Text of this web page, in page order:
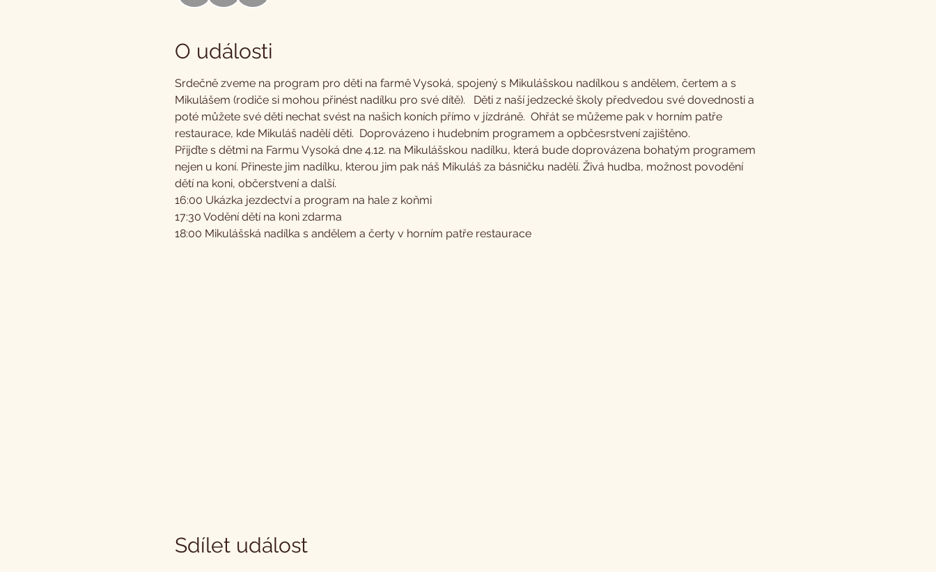
O události
Srdečně zveme na program pro děti na farmě Vysoká, spojený s Mikulášskou nadílkou s andělem, čertem a s
Mikulášem (rodiče si mohou přinést nadílku pro své dítě).   Děti z naší jedzecké školy předvedou své dovednosti a
poté můžete své děti nechat svést na našich koních přímo v jízdráně.  Ohřát se můžeme pak v horním patře
restaurace, kde Mikuláš nadělí děti.  Doprovázeno i hudebním programem a opbčesrstvení zajištěno.
Přijďte s dětmi na Farmu Vysoká dne 4.12. na Mikulášskou nadílku, která bude doprovázena bohatým programem
nejen u koní. Přineste jim nadílku, kterou jim pak náš Mikuláš za básničku nadělí. Živá hudba, možnost povodění
dětí na koni, občerstvení a další.
16:00 Ukázka jezdectví a program na hale z koňmi
17:30 Vodění dětí na koni zdarma
18:00 Mikulášská nadílka s andělem a čerty v horním patře restaurace
Sdílet událost